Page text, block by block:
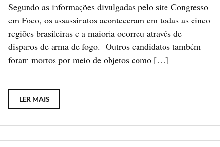
Segundo as informações divulgadas pelo site Congresso
em Foco, os assassinatos aconteceram em todas as cinco
regiões brasileiras e a maioria ocorreu através de
disparos de arma de fogo. Outros candidatos também
foram mortos por meio de objetos como […]
LER MAIS